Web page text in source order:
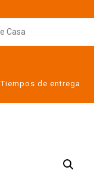
Tiempos de entrega